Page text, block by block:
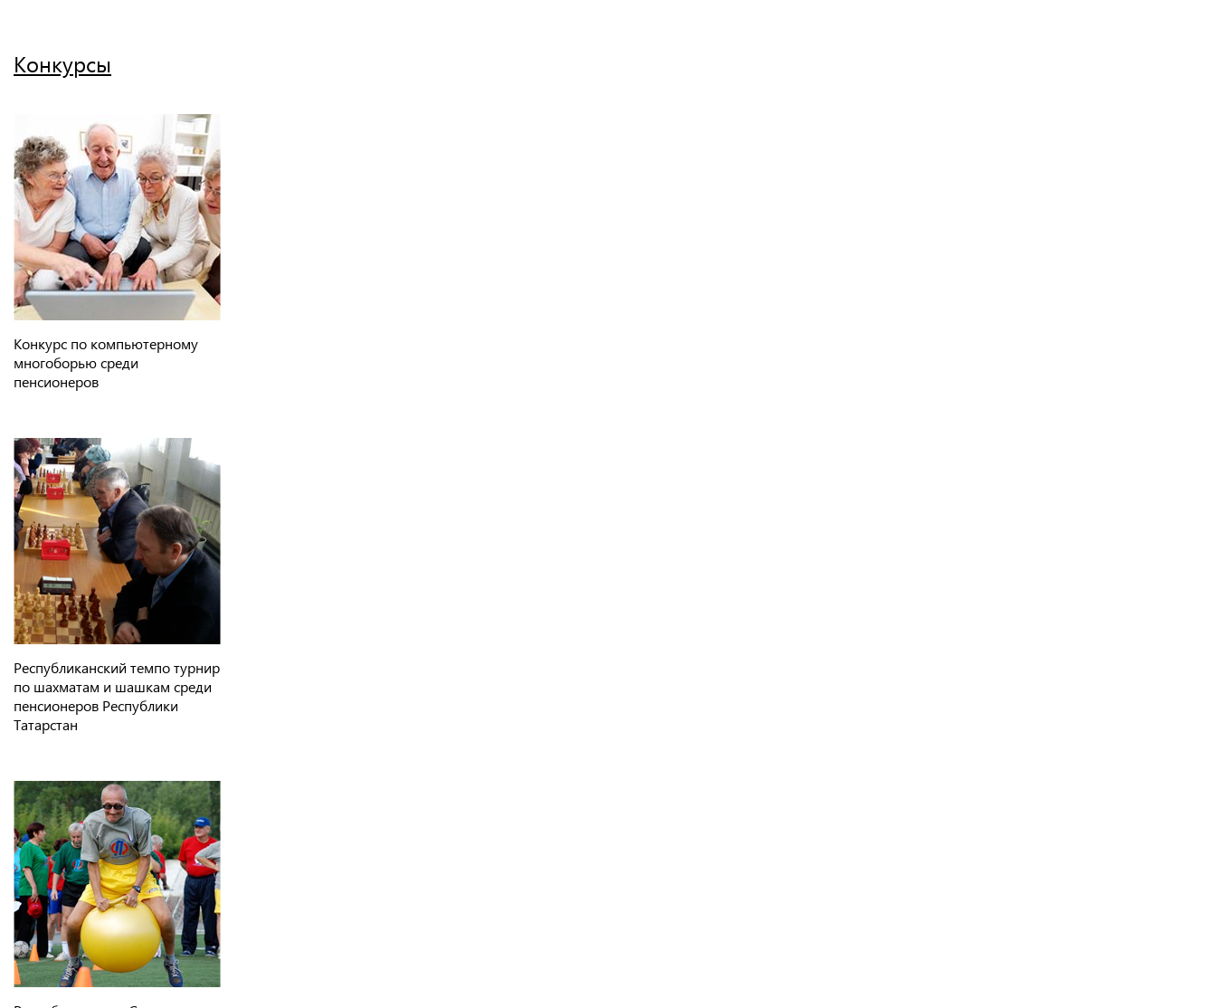
Конкурсы
Конкурс по компьютерному
многоборью среди
пенсионеров
Республиканский темпо турнир
по шахматам и шашкам среди
пенсионеров Республики
Татарстан